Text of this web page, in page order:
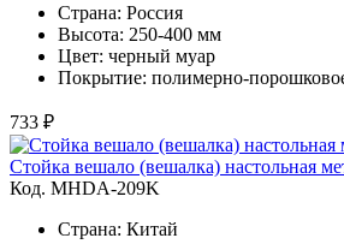
Страна: Россия
Высота: 250-400 мм
Цвет: черный муар
Покрытие: полимерно-
733 ₽
Стойка вешало (вешалка) настольная
Код. MHDA-209K
Страна: Китай